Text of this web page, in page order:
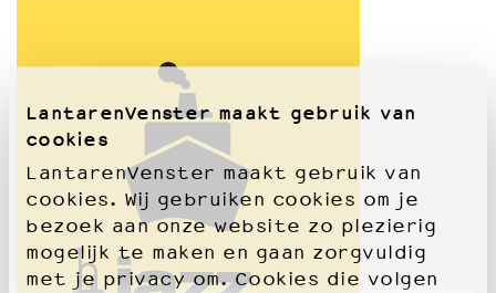
LantarenVenster maakt gebruik van
cookies
LantarenVenster maakt gebruik van
cookies. Wij gebruiken cookies om je
bezoek aan onze website zo plezierig
mogelijk te maken en gaan zorgvuldig
met je privacy om. Cookies die volgen